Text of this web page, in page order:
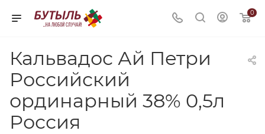
0
Кальвадос Ай Петри
Российский
ординарный 38% 0,5л
Россия